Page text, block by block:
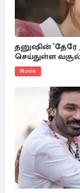
தனுஷின் 'தேரே
செய்துள்ள
Movie